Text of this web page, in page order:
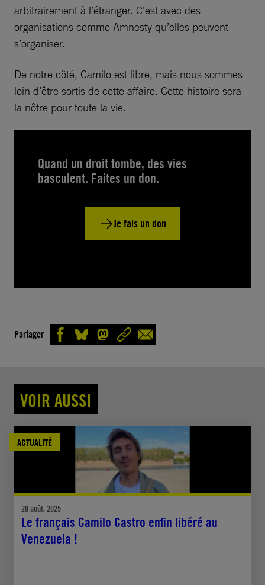
arbitrairement à l’étranger. C’est avec des
organisations comme Amnesty qu’elles peuvent
s’organiser.
De notre côté, Camilo est libre, mais nous sommes
loin d’être sortis de cette affaire. Cette histoire sera
la nôtre pour toute la vie.
Quand un droit tombe, des vies
basculent. Faites un don.
Je fais un don
Partager
VOIR AUSSI
ACTUALITÉ
20 août, 2025
Le français Camilo Castro enfin libéré au
Venezuela !